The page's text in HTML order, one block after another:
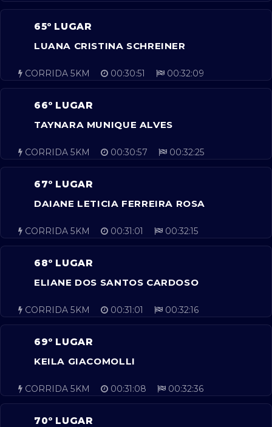
65º LUGAR
LUANA CRISTINA SCHREINER
CORRIDA 5KM 00:30:51 00:32:09
66º LUGAR
TAYNARA MUNIQUE ALVES
CORRIDA 5KM 00:30:57 00:32:25
67º LUGAR
DAIANE LETICIA FERREIRA ROSA
CORRIDA 5KM 00:31:01 00:32:15
68º LUGAR
ELIANE DOS SANTOS CARDOSO
CORRIDA 5KM 00:31:01 00:32:16
69º LUGAR
KEILA GIACOMOLLI
CORRIDA 5KM 00:31:08 00:32:36
70º LUGAR